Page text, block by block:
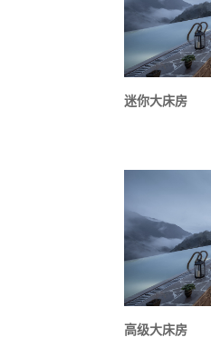
迷你大床房
高级大床房